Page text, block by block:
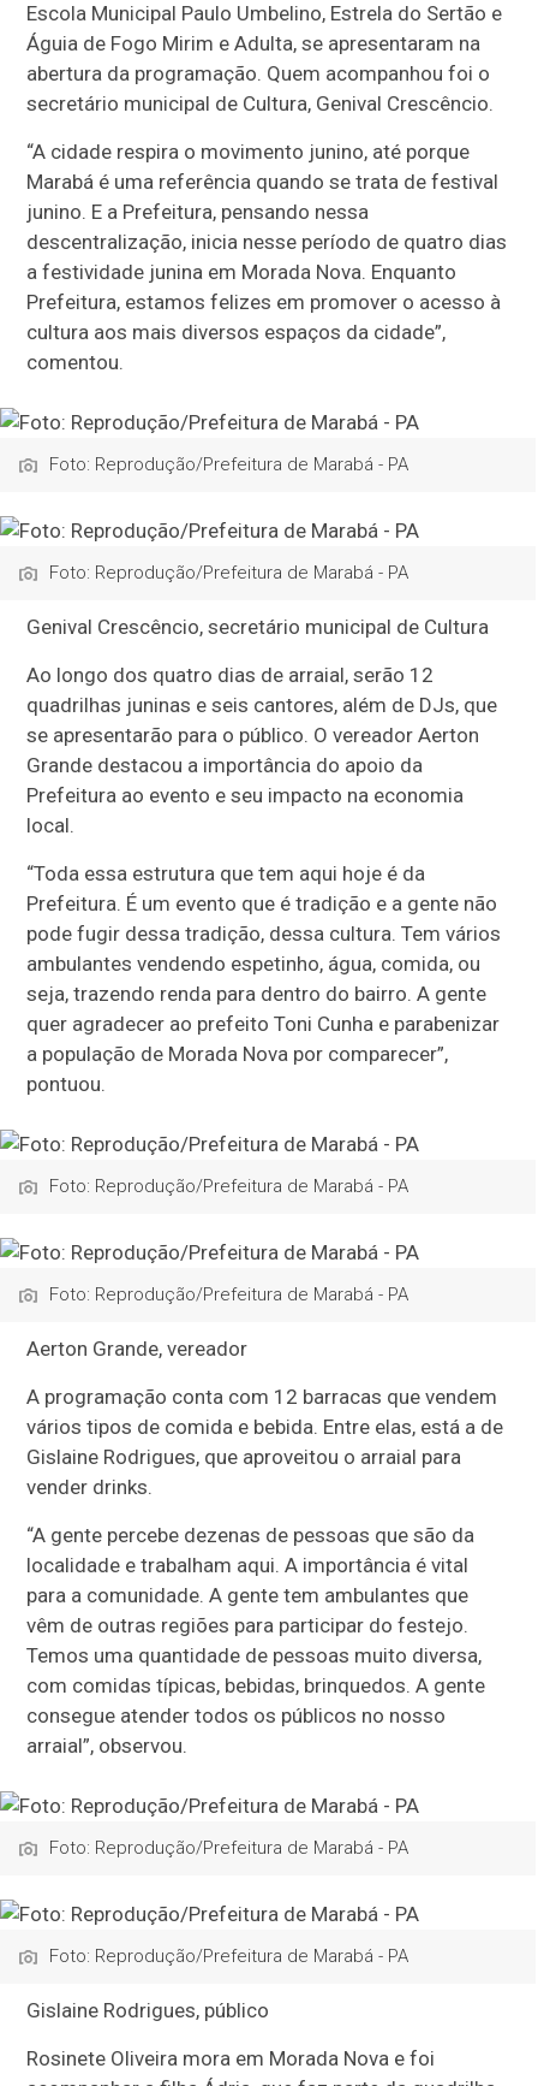
Escola Municipal Paulo Umbelino, Estrela do Sertão e
Águia de Fogo Mirim e Adulta, se apresentaram na
abertura da programação. Quem acompanhou foi o
secretário municipal de Cultura, Genival Crescêncio.
“A cidade respira o movimento junino, até porque
Marabá é uma referência quando se trata de festival
junino. E a Prefeitura, pensando nessa
descentralização, inicia nesse período de quatro dias
a festividade junina em Morada Nova. Enquanto
Prefeitura, estamos felizes em promover o acesso à
cultura aos mais diversos espaços da cidade”,
comentou.
Foto: Reprodução/Prefeitura de Marabá - PA
Foto: Reprodução/Prefeitura de Marabá - PA
Genival Crescêncio, secretário municipal de Cultura
Ao longo dos quatro dias de arraial, serão 12
quadrilhas juninas e seis cantores, além de DJs, que
se apresentarão para o público. O vereador Aerton
Grande destacou a importância do apoio da
Prefeitura ao evento e seu impacto na economia
local.
“Toda essa estrutura que tem aqui hoje é da
Prefeitura. É um evento que é tradição e a gente não
pode fugir dessa tradição, dessa cultura. Tem vários
ambulantes vendendo espetinho, água, comida, ou
seja, trazendo renda para dentro do bairro. A gente
quer agradecer ao prefeito Toni Cunha e parabenizar
a população de Morada Nova por comparecer”,
pontuou.
Foto: Reprodução/Prefeitura de Marabá - PA
Foto: Reprodução/Prefeitura de Marabá - PA
Aerton Grande, vereador
A programação conta com 12 barracas que vendem
vários tipos de comida e bebida. Entre elas, está a de
Gislaine Rodrigues, que aproveitou o arraial para
vender drinks.
“A gente percebe dezenas de pessoas que são da
localidade e trabalham aqui. A importância é vital
para a comunidade. A gente tem ambulantes que
vêm de outras regiões para participar do festejo.
Temos uma quantidade de pessoas muito diversa,
com comidas típicas, bebidas, brinquedos. A gente
consegue atender todos os públicos no nosso
arraial”, observou.
Foto: Reprodução/Prefeitura de Marabá - PA
Foto: Reprodução/Prefeitura de Marabá - PA
Gislaine Rodrigues, público
Rosinete Oliveira mora em Morada Nova e foi